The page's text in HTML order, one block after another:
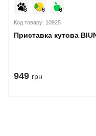
Код товару: 10925
Приставка кутова
949 грн